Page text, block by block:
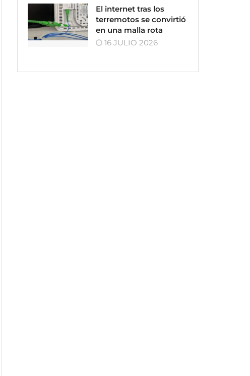
El internet tras los
terremotos se convirtió
en una malla rota
16 JULIO 2026